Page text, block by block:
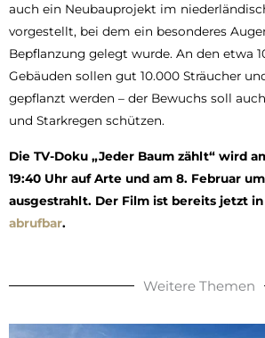
auch ein Neubauprojekt im
vorgestellt, bei dem ein besonderes
Bepflanzung gelegt wurde. An den etwa
Gebäuden sollen gut 10.000 Sträucher
gepflanzt werden – der Bewuchs soll
und Starkregen schützen.
Die TV-Doku „Jeder Baum zählt“ wird
19:40 Uhr auf Arte und am 8. Februar
ausgestrahlt. Der Film ist bereits jetzt
abrufbar.
Weitere Themen